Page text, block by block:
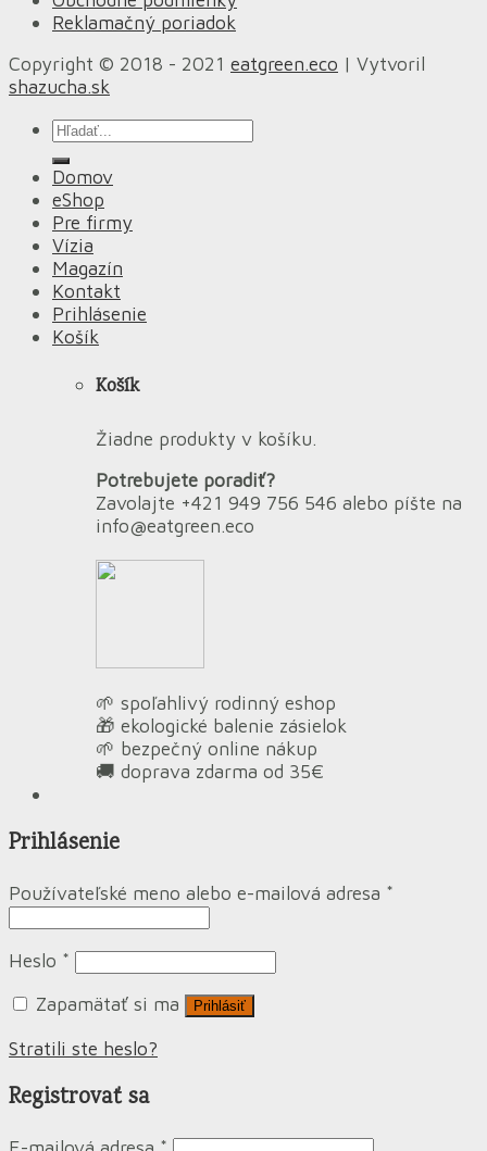
Reklamačný poriadok
Copyright © 2018 - 2021 eatgreen.eco | Vytvoril
shazucha.sk
Hľadať:
Domov
eShop
Pre firmy
Vízia
Magazín
Kontakt
Prihlásenie
Košík
Košík
Žiadne produkty v košíku.
Potrebujete poradiť?
Zavolajte +421 949 756 546 alebo píšte na
info@eatgreen.eco
🌱 spoľahlivý rodinný eshop
🎁 ekologické balenie zásielok
🌱 bezpečný online nákup
🚚 doprava zdarma od 35€
Prihlásenie
Používateľské meno alebo e-mailová adresa *
Heslo *
Zapamätať si ma
Prihlásiť
Stratili ste heslo?
Registrovať sa